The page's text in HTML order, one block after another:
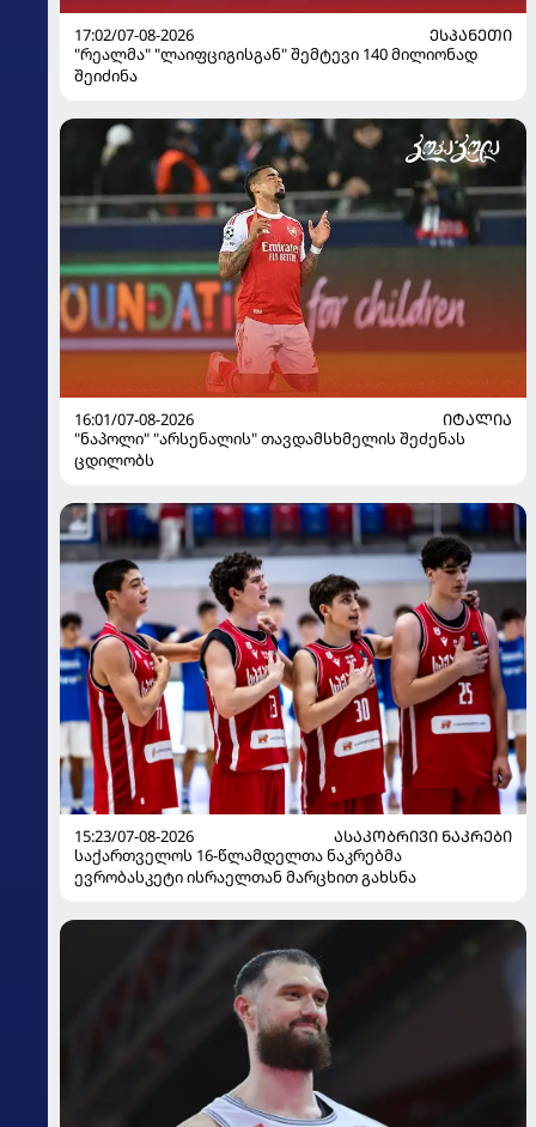
17:02/07-08-2026
ᲔᲡᲞᲐᲜᲔᲗᲘ
"რეალმა" "ლაიფციგისგან" შემტევი 140 მილიონად
შეიძინა
16:01/07-08-2026
ᲘᲢᲐᲚᲘᲐ
"ნაპოლი" "არსენალის" თავდამსხმელის შეძენას
ცდილობს
15:23/07-08-2026
ᲐᲡᲐᲙᲝᲑᲠᲘᲕᲘ ᲜᲐᲙᲠᲔᲑᲘ
საქართველოს 16-წლამდელთა ნაკრებმა
ევრობასკეტი ისრაელთან მარცხით გახსნა